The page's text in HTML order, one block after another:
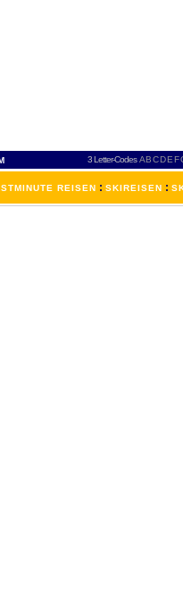
3 Letter-Codes ABCDEF
REISEN : SKIREISEN :